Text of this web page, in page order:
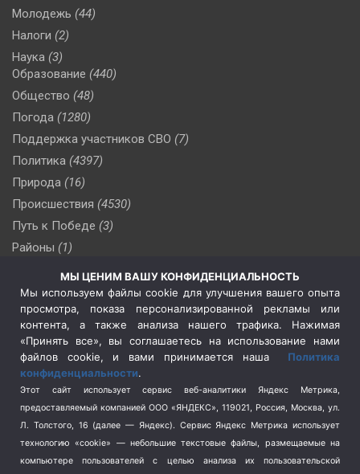
Молодежь (44)
Налоги (2)
Наука (3)
Образование (440)
Общество (48)
Погода (1280)
Поддержка участников СВО (7)
Политика (4397)
Природа (16)
Происшествия (4530)
Путь к Победе (3)
Районы (1)
(510)
Сельское хозяйство (3)
Социальная политика
(3)
Спецоперация в Украине
Спецоперация на Украине
(404)
Спорт (740)
Терроризм (1)
Транспорт (262)
Туризм (178)
МЫ ЦЕНИМ ВАШУ КОНФИДЕНЦИАЛЬНОСТЬ
Мы используем файлы cookie для улучшения вашего опыта
просмотра, показа персонализированной рекламы или
контента, а также анализа нашего трафика. Нажимая
«Принять все», вы соглашаетесь на использование нами
файлов cookie, и вами принимается наша Политика
конфиденциальности.
Этот сайт использует сервис веб-аналитики Яндекс Метрика,
предоставляемый компанией ООО «ЯНДЕКС», 119021, Россия, Москва, ул.
Л. Толстого, 16 (далее — Яндекс). Сервис Яндекс Метрика использует
технологию «cookie» — небольшие текстовые файлы, размещаемые на
компьютере пользователей с целью анализа их пользовательской